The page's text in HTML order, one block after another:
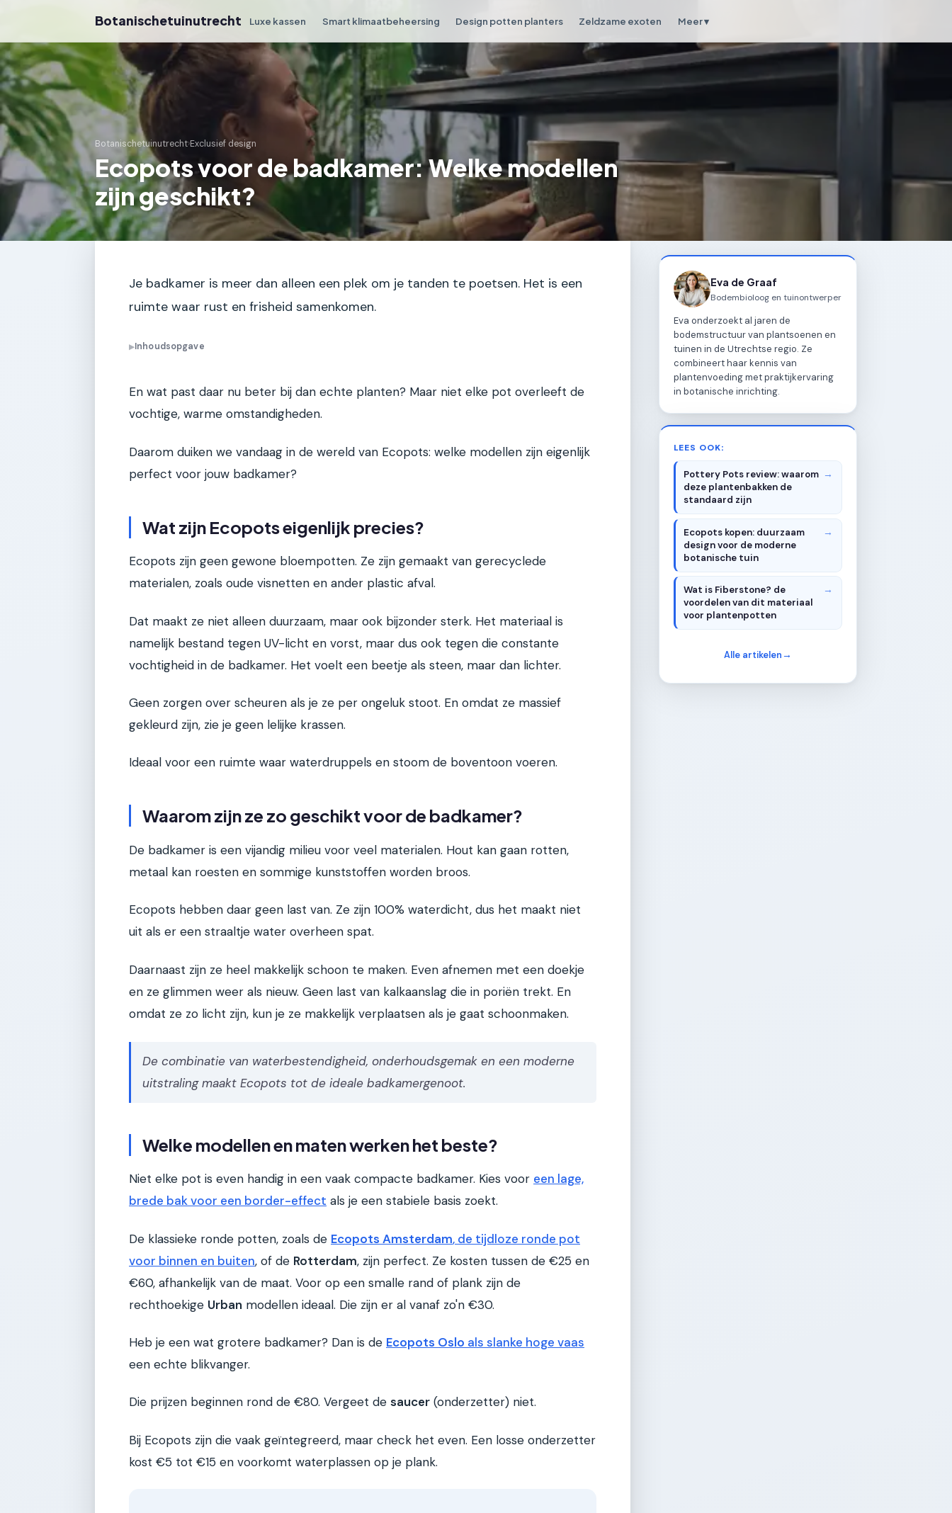
Botanischetuinutrecht Luxe kassen Smart klimaatbeheersing Design potten planters Zeldzame exoten Meer ▾
Botanischetuinutrecht›Exclusief design
Ecopots voor de badkamer: Welke modellen
zijn geschikt?
Je badkamer is meer dan alleen een plek om je tanden te poetsen. Het is een
ruimte waar rust en frisheid samenkomen.
▶Inhoudsopgave
En wat past daar nu beter bij dan echte planten? Maar niet elke pot overleeft de
vochtige, warme omstandigheden.
Daarom duiken we vandaag in de wereld van Ecopots: welke modellen zijn eigenlijk
perfect voor jouw badkamer?
Wat zijn Ecopots eigenlijk precies?
Ecopots zijn geen gewone bloempotten. Ze zijn gemaakt van gerecyclede
materialen, zoals oude visnetten en ander plastic afval.
Dat maakt ze niet alleen duurzaam, maar ook bijzonder sterk. Het materiaal is
namelijk bestand tegen UV-licht en vorst, maar dus ook tegen die constante
vochtigheid in de badkamer. Het voelt een beetje als steen, maar dan lichter.
Geen zorgen over scheuren als je ze per ongeluk stoot. En omdat ze massief
gekleurd zijn, zie je geen lelijke krassen.
Ideaal voor een ruimte waar waterdruppels en stoom de boventoon voeren.
Waarom zijn ze zo geschikt voor de badkamer?
De badkamer is een vijandig milieu voor veel materialen. Hout kan gaan rotten,
metaal kan roesten en sommige kunststoffen worden broos.
Ecopots hebben daar geen last van. Ze zijn 100% waterdicht, dus het maakt niet
uit als er een straaltje water overheen spat.
Daarnaast zijn ze heel makkelijk schoon te maken. Even afnemen met een doekje
en ze glimmen weer als nieuw. Geen last van kalkaanslag die in poriën trekt. En
omdat ze zo licht zijn, kun je ze makkelijk verplaatsen als je gaat schoonmaken.
De combinatie van waterbestendigheid, onderhoudsgemak en een moderne
uitstraling maakt Ecopots tot de ideale badkamergenoot.
Welke modellen en maten werken het beste?
Niet elke pot is even handig in een vaak compacte badkamer. Kies voor een lage,
brede bak voor een border-effect als je een stabiele basis zoekt.
De klassieke ronde potten, zoals de Ecopots Amsterdam, de tijdloze ronde pot
voor binnen en buiten, of de Rotterdam, zijn perfect. Ze kosten tussen de €25 en
€60, afhankelijk van de maat. Voor op een smalle rand of plank zijn de
rechthoekige Urban modellen ideaal. Die zijn er al vanaf zo'n €30.
Heb je een wat grotere badkamer? Dan is de Ecopots Oslo als slanke hoge vaas
een echte blikvanger.
Die prijzen beginnen rond de €80. Vergeet de saucer (onderzetter) niet.
Bij Ecopots zijn die vaak geïntegreerd, maar check het even. Een losse onderzetter
kost €5 tot €15 en voorkomt waterplassen op je plank.
Eva de Graaf
Bodembioloog en tuinontwerper
Eva onderzoekt al jaren de
bodemstructuur van plantsoenen en
tuinen in de Utrechtse regio. Ze
combineert haar kennis van
plantenvoeding met praktijkervaring
in botanische inrichting.
LEES OOK:
Pottery Pots review: waarom
deze plantenbakken de
standaard zijn
Ecopots kopen: duurzaam
design voor de moderne
botanische tuin
Wat is Fiberstone? de
voordelen van dit materiaal
voor plantenpotten
Alle artikelen